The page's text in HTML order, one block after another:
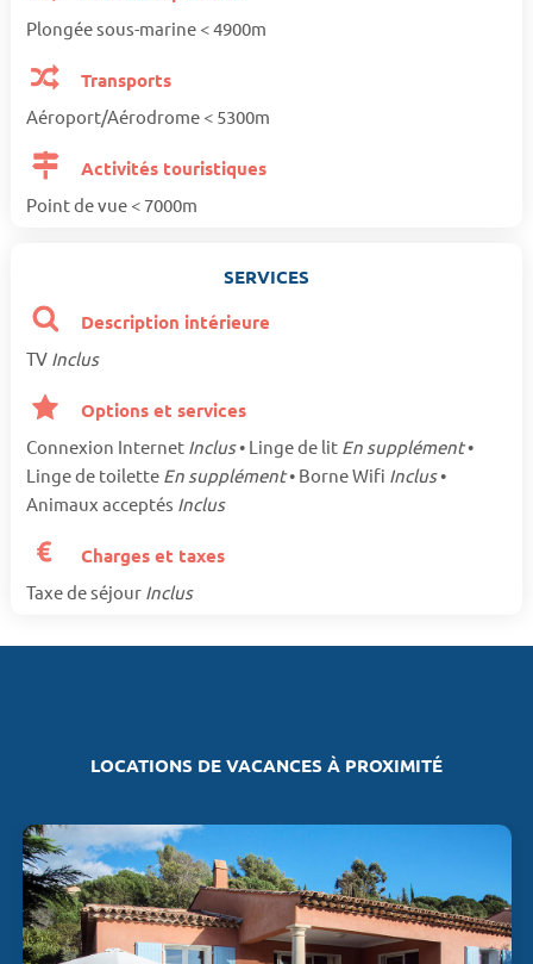
Plongée sous-marine < 4900m
Transports
Aéroport/Aérodrome < 5300m
Activités touristiques
Point de vue < 7000m
SERVICES
Description intérieure
TV Inclus
Options et services
Connexion Internet Inclus• Linge de lit En supplément•
Linge de toilette En supplément• Borne Wifi Inclus•
Animaux acceptés Inclus
Charges et taxes
Taxe de séjour Inclus
LOCATIONS DE VACANCES À PROXIMITÉ